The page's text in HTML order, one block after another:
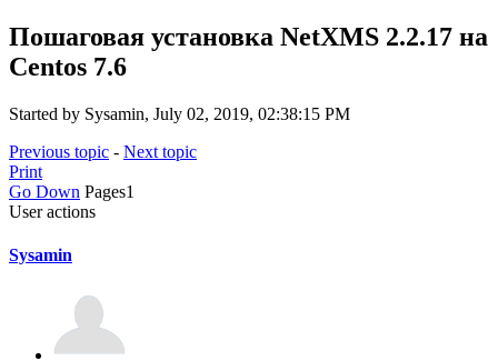
Пошаговая установка NetXMS 2.2.17 на
Centos 7.6
Started by Sysamin, July 02, 2019, 02:38:15 PM
Previous topic - Next topic
Print
Go Down Pages1
User actions
Sysamin